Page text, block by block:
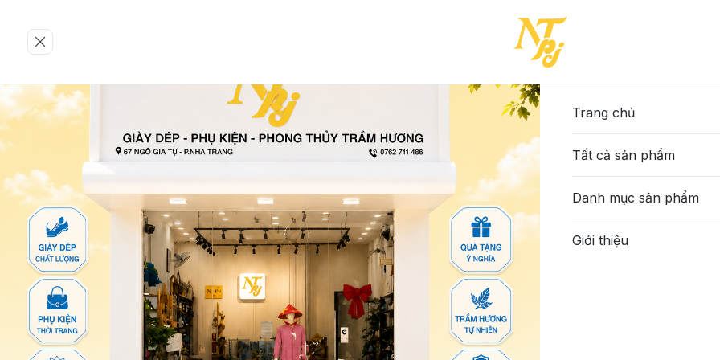
695.000đ
Màu sắc
Đen
Size:
36
37 38
Số lượng
Trang chủ
Tất cả sản phẩm
Danh mục sản phẩm
Giới thiệu